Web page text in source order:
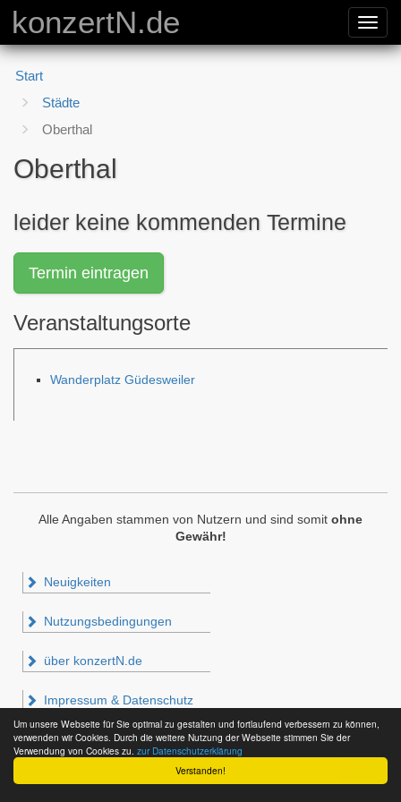
Verstanden!
Um unsere Webseite für Sie optimal zu gestalten und fortlaufend verbessern zu können,
verwenden wir Cookies. Durch die weitere Nutzung der Webseite stimmen Sie der
Verwendung von Cookies zu. zur Datenschutzerklärung
konzertN.de
Start
Städte
Oberthal
Oberthal
leider keine kommenden Termine
Termin eintragen
Veranstaltungsorte
Wanderplatz Güdesweiler
Alle Angaben stammen von Nutzern und sind somit ohne
Gewähr!
Neuigkeiten
Nutzungsbedingungen
über konzertN.de
Impressum & Datenschutz